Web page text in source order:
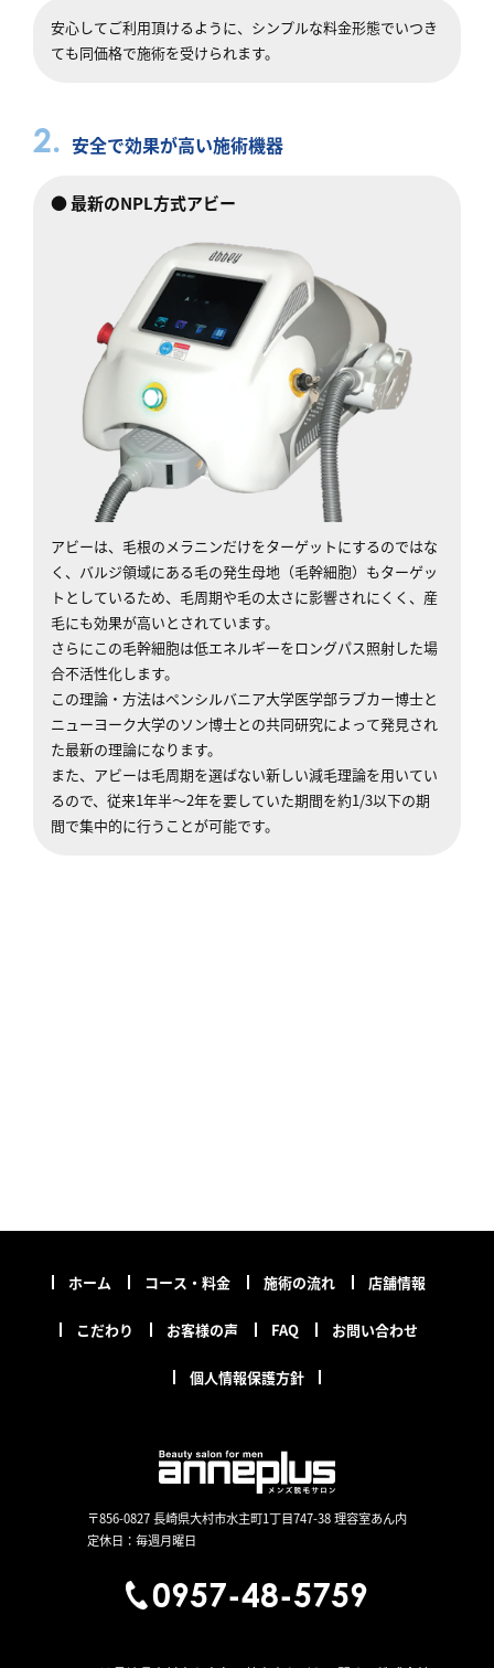
安心してご利用頂けるように、シンプルな料金形態でいつき
ても同価格で施術を受けられます。
2. 安全で効果が高い施術機器
● 最新のNPL方式アビー
アビーは、毛根のメラニンだけをターゲットにするのではな
く、バルジ領域にある毛の発生母地（毛幹細胞）もターゲッ
トとしているため、毛周期や毛の太さに影響されにくく、産
毛にも効果が高いとされています。
さらにこの毛幹細胞は低エネルギーをロングパス照射した場
合不活性化します。
この理論・方法はペンシルバニア大学医学部ラブカー博士と
ニューヨーク大学のソン博士との共同研究によって発見され
た最新の理論になります。
また、アビーは毛周期を選ばない新しい減毛理論を用いてい
るので、従来1年半～2年を要していた期間を約1/3以下の期
間で集中的に行うことが可能です。
ホーム コース・料金 施術の流れ 店舗情報
こだわり お客様の声 FAQ お問い合わせ
個人情報保護方針
〒856-0827 長崎県大村市水主町1丁目747-38 理容室あん内
定休日：毎週月曜日
0957-48-5759